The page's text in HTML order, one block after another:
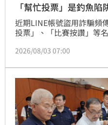
「幫忙投票」是釣魚
近期LINE帳號盜用詐騙頻
投票」、「比賽按讚」等
LINE強化資安機制，盜用
碼、不提供認證碼、不掃
請託，務必先查證，切勿
應依官方指引儘速取回或
能，若有財損請立即撥打
冒名詐騙親友。
2026/08/03 07:00